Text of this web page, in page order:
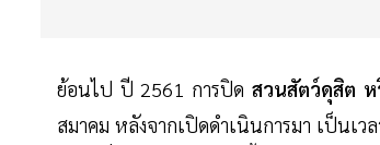
ย้อนไป ปี 2561 การปิด สวนสัตว์ดุสิต ห
สมาคม หลังจากเปิดดำเนินการมา เป็นเ